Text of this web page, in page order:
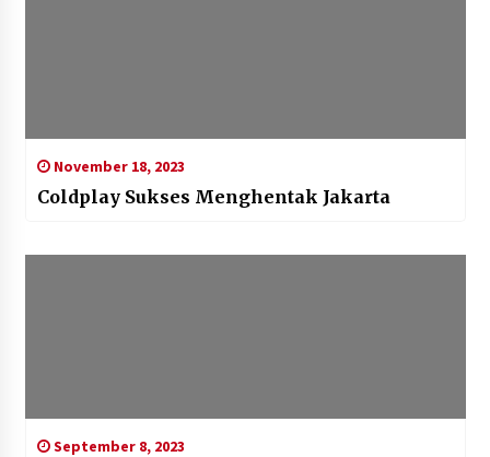
November 18, 2023
Coldplay Sukses Menghentak Jakarta
September 8, 2023